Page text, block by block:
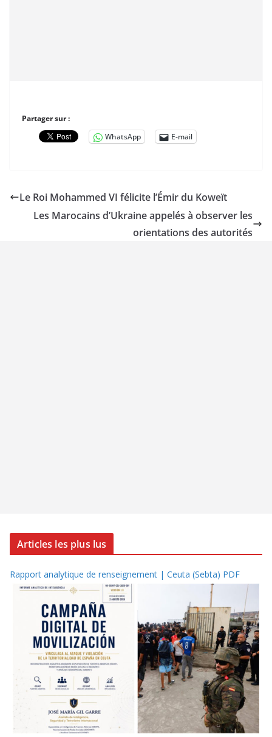
Partager sur :
WhatsApp
E-mail
Le Roi Mohammed VI félicite l’Émir du Koweït
Les Marocains d’Ukraine appelés à observer les
orientations des autorités
Articles les plus lus
Rapport analytique de renseignement | Ceuta (Sebta) PDF